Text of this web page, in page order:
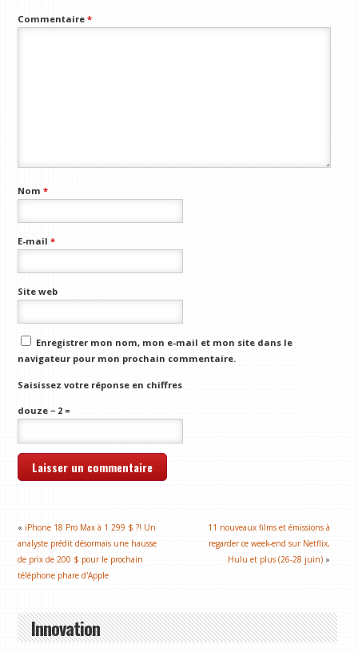
Commentaire*
Nom*
E-mail*
Site web
Enregistrer mon nom, mon e-mail et mon site dans le
navigateur pour mon prochain commentaire.
Saisissez votre réponse en chiffres
douze − 2 =
«iPhone 18 Pro Max à 1 299 $ ?! Un
analyste prédit désormais une hausse
de prix de 200 $ pour le prochain
téléphone phare d'Apple
11 nouveaux films et émissions à
regarder ce week-end sur Netflix,
Hulu et plus (26-28 juin) »
Innovation